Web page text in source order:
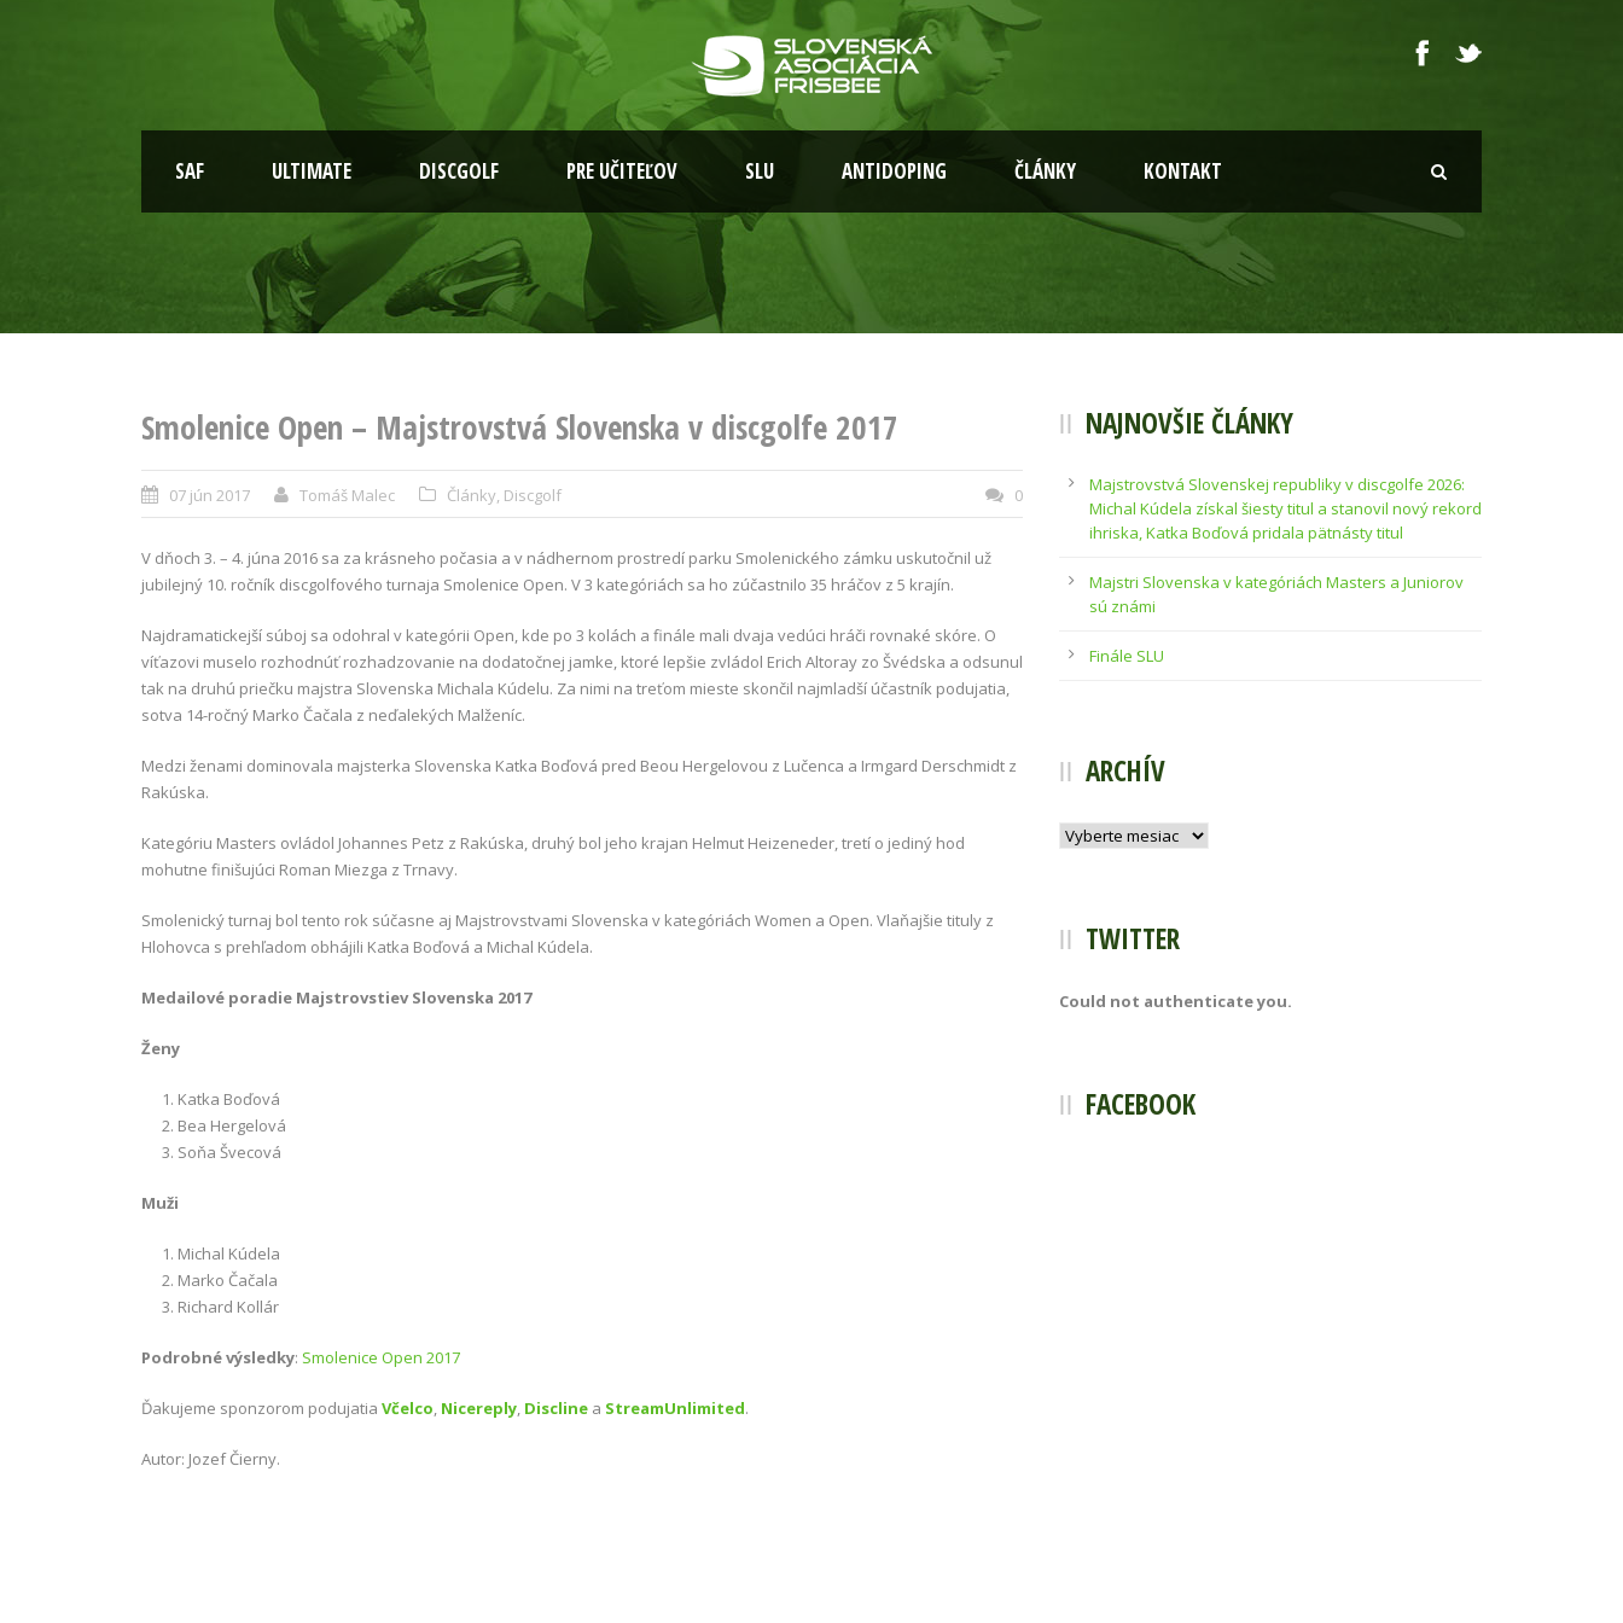
SAF ULTIMATE DISCGOLF PRE UČITEĽOV SLU ANTIDOPING ČLÁNKY KONTAKT
Smolenice Open – Majstrovstvá Slovenska v discgolfe 2017
07 jún 2017 Tomáš Malec Články, Discgolf 0
V dňoch 3. – 4. júna 2016 sa za krásneho počasia a v nádhernom prostredí parku Smolenického zámku uskutočnil už
jubilejný 10. ročník discgolfového turnaja Smolenice Open. V 3 kategóriách sa ho zúčastnilo 35 hráčov z 5 krajín.
Najdramatickejší súboj sa odohral v kategórii Open, kde po 3 kolách a finále mali dvaja vedúci hráči rovnaké skóre. O
víťazovi muselo rozhodnúť rozhadzovanie na dodatočnej jamke, ktoré lepšie zvládol Erich Altoray zo Švédska a odsunul
tak na druhú priečku majstra Slovenska Michala Kúdelu. Za nimi na treťom mieste skončil najmladší účastník podujatia,
sotva 14-ročný Marko Čačala z neďalekých Malženíc.
Medzi ženami dominovala majsterka Slovenska Katka Boďová pred Beou Hergelovou z Lučenca a Irmgard Derschmidt z
Rakúska.
Kategóriu Masters ovládol Johannes Petz z Rakúska, druhý bol jeho krajan Helmut Heizeneder, tretí o jediný hod
mohutne finišujúci Roman Miezga z Trnavy.
Smolenický turnaj bol tento rok súčasne aj Majstrovstvami Slovenska v kategóriách Women a Open. Vlaňajšie tituly z
Hlohovca s prehľadom obhájili Katka Boďová a Michal Kúdela.
Medailové poradie Majstrovstiev Slovenska 2017
Ženy
Katka Boďová
Bea Hergelová
Soňa Švecová
Muži
Michal Kúdela
Marko Čačala
Richard Kollár
Podrobné výsledky: Smolenice Open 2017
Ďakujeme sponzorom podujatia Včelco, Nicereply, Discline a StreamUnlimited.
Autor: Jozef Čierny.
NAJNOVŠIE ČLÁNKY
Majstrovstvá Slovenskej republiky v discgolfe 2026:
Michal Kúdela získal šiesty titul a stanovil nový rekord
ihriska, Katka Boďová pridala pätnásty titul
Majstri Slovenska v kategóriách Masters a Juniorov
sú známi
Finále SLU
ARCHÍV
Archív
TWITTER
Could not authenticate you.
FACEBOOK